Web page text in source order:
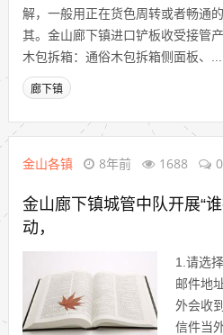
解，一般用正在货色周转或者畅通
其。金山廊下镇进口铲板收受接管
木包拆箱：通俗木包拆箱侧面板、...
廊下镇
金山各镇 8年前 1688 0
金山廊下镇城管中队开展“
动，
1.请选
邮件地
外会收
信件当